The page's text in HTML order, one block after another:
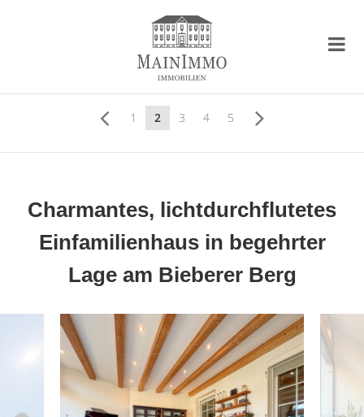
1 2 3 4 5
Charmantes, lichtdurchflutetes
Einfamilienhaus in begehrter
Lage am Bieberer Berg